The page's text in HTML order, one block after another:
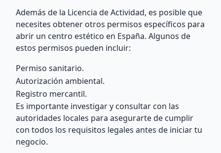
Además de la Licencia de Actividad, es posible que
necesites obtener otros permisos específicos para
abrir un centro estético en España. Algunos de
estos permisos pueden incluir:
Permiso sanitario.
Autorización ambiental.
Registro mercantil.
Es importante investigar y consultar con las
autoridades locales para asegurarte de cumplir
con todos los requisitos legales antes de iniciar tu
negocio.